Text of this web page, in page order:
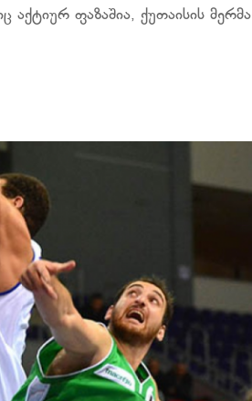
ფაზაშია, ქუთაისის მერმა